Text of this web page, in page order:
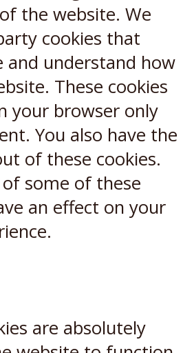
the website. We
cookies that
and understand how
These cookies
your browser only
You also have the
of these cookies.
some of these
an effect on your
are absolutely